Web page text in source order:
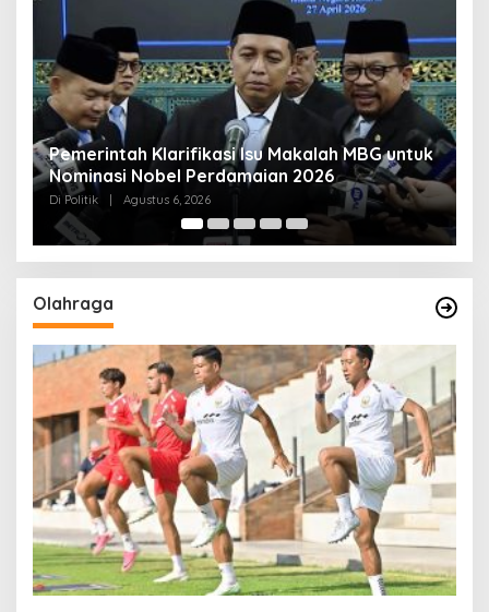
Muktamar NU ke-35 di Jombang, Panitia
Siagakan 3 Posko Kesehatan 24 Jam
Di Politik Agustus 6, 2026
Olahraga